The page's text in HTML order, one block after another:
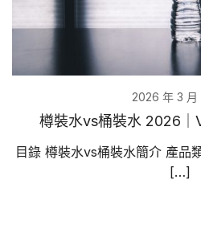
2026 年 3 月
樽裝水vs桶裝水 2026｜
目錄 樽裝水vs桶裝水簡介 產品
[…]